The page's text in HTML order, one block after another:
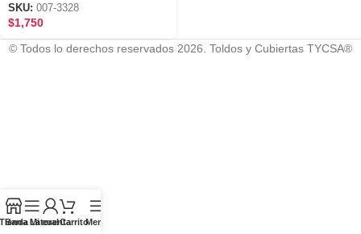
SKU: 007-3328
$1,750
© Todos lo derechos reservados 2026. Toldos y Cubiertas TYCSA®
Barra Lateral
Mi cuentaCarritoMenú